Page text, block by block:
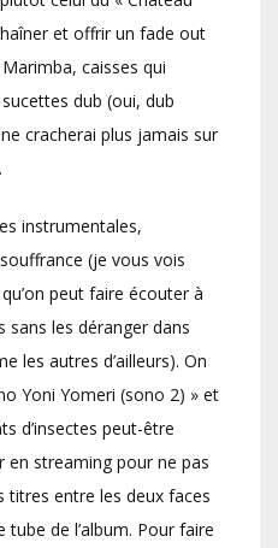
et offrir un fade out
caisses qui
dub (oui, dub
cracherai plus jamais sur
instrumentales,
(je vous vois
peut faire écouter à
les déranger dans
les autres d’ailleurs). On
Yoni Yomeri (sono 2) » et
d’insectes peut-être
en streaming pour ne pas
titres entre les deux faces
tube de l’album. Pour faire